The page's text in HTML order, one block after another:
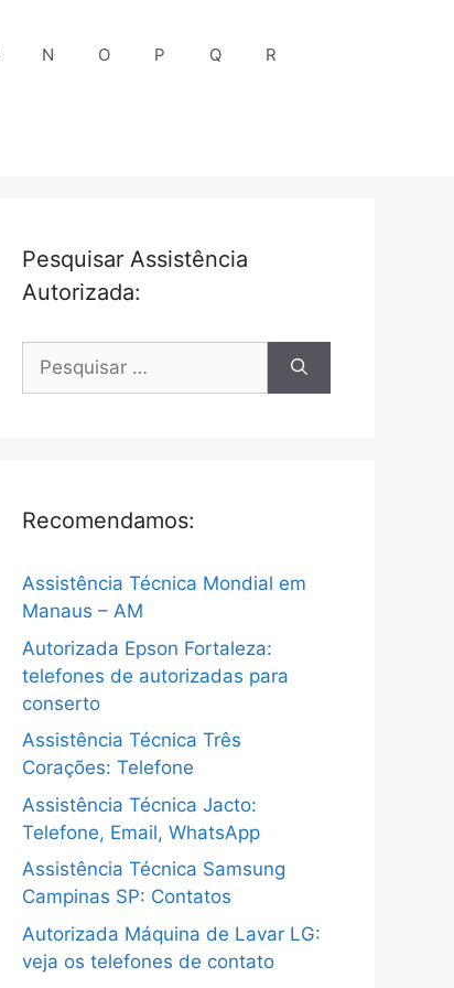
N O P Q R
Pesquisar Assistência
Autorizada:
Pesquisar
Recomendamos:
Assistência Técnica Mondial em
Manaus – AM
Autorizada Epson Fortaleza:
telefones de autorizadas para
conserto
Assistência Técnica Três
Corações: Telefone
Assistência Técnica Jacto:
Telefone, Email, WhatsApp
Assistência Técnica Samsung
Campinas SP: Contatos
Autorizada Máquina de Lavar LG:
veja os telefones de contato